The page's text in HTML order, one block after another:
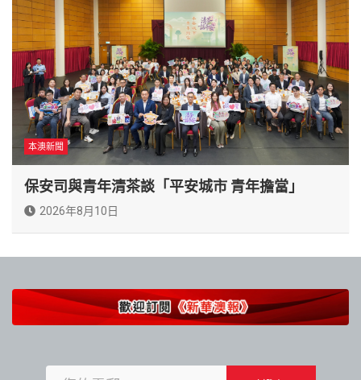
本澳新聞
保安司與青年清茶談「平安城市 青年擔當」
2026年8月10日